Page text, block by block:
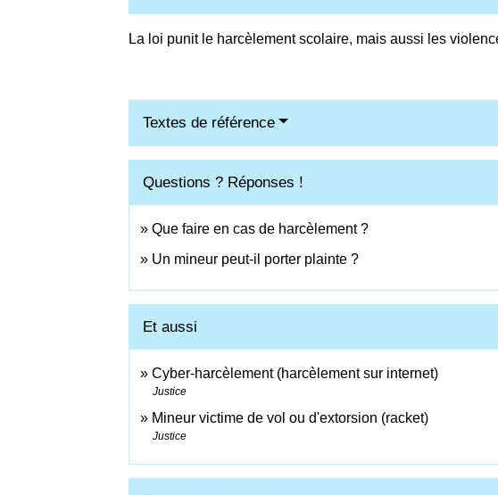
La loi punit le harcèlement scolaire, mais aussi les
Textes de référence
Questions ? Réponses !
Que faire en cas de harcèlement ?
Un mineur peut-il porter plainte ?
Et aussi
Cyber-harcèlement (harcèlement sur internet)
Justice
Mineur victime de vol ou d'extorsion (racket)
Justice